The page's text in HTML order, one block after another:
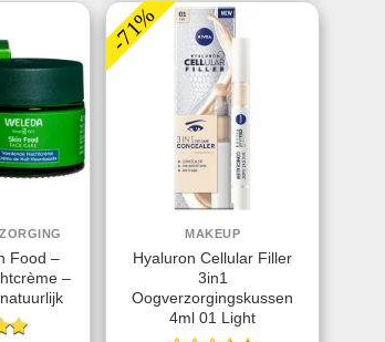
Food –
–
-71%
MAKEUP
Hyaluron Cellular Filler
3in1
Oogverzorgingskussen
4ml 01 Light